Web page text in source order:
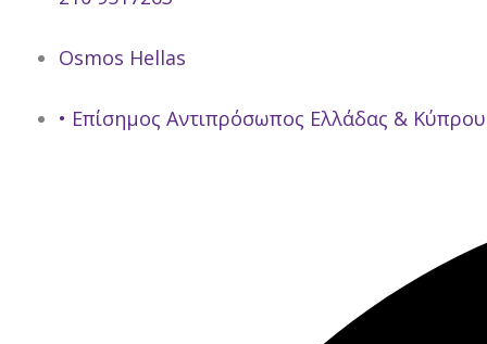
Osmos Hellas
• Επίσημος Αντιπρόσωπος Ελλάδας & Κύπρου